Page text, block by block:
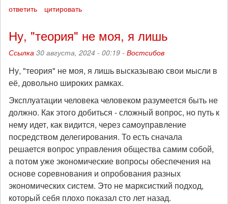
ответить цитировать
Ну, "теория" не моя, я лишь
Ссылка 30 августа, 2024 - 00:19 - Востсибов
Ну, "теория" не моя, я лишь высказываю свои мысли в
её, довольно широких рамках.
Эксплуатации человека человеком разумеется быть не
должно. Как этого добиться - сложный вопрос, но путь к
нему идет, как видится, через самоуправление
посредством делегирования. То есть сначала
решается вопрос управления общества самим собой,
а потом уже экономические вопросы обеспечения на
основе соревнования и опробования разных
экономических систем. Это не марксисткий подход,
который себя плохо показал сто лет назад.